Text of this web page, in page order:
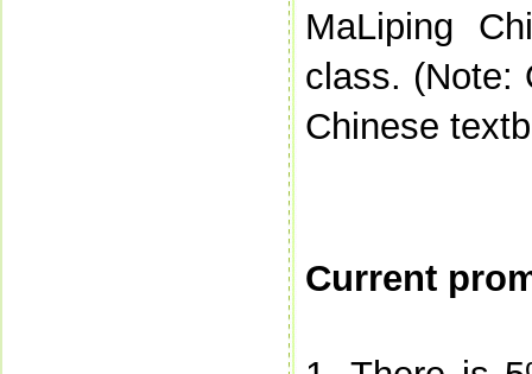
MaLiping
class. (Note:
Chinese
Current